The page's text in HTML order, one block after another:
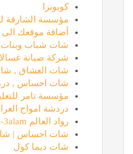
كوبونزا
مؤسسة الشارقة
أضافة موقعك الى
شات شباب وبنات
شركة صيانة
شات العشاق ,
شات احساس ,
مؤسسة تامر
دردشة امواج
رواد العالم rowadel-3alam
شات احساس |
شات ديما كول